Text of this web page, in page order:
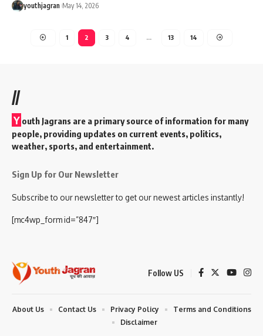
youthjagran May 14, 2026
1 2 3 4 … 13 14
//
Y outh Jagrans are a primary source of information for many
people, providing updates on current events, politics,
weather, sports, and entertainment.
Sign Up for Our Newsletter
Subscribe to our newsletter to get our newest articles instantly!
[mc4wp_form id=”847″]
Follow US
About Us Contact Us Privacy Policy
Terms and Conditions
Disclaimer